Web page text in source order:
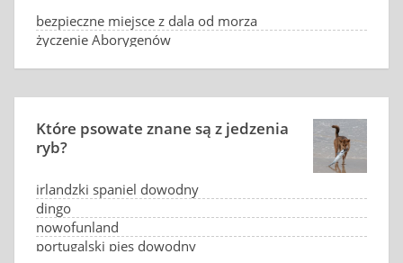
bezpieczne miejsce z dala od morza
życzenie Aborygenów
Które psowate znane są z jedzenia
ryb?
irlandzki spaniel dowodny
dingo
nowofunland
portugalski pies dowodny